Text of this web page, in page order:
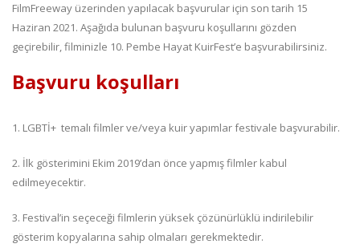
FilmFreeway üzerinden yapılacak başvurular için son tarih 15
Haziran 2021. Aşağıda bulunan başvuru koşullarını gözden
geçirebilir, filminizle 10. Pembe Hayat KuirFest’e başvurabilirsiniz.
Başvuru koşulları
1. LGBTİ+ temalı filmler ve/veya kuir yapımlar festivale başvurabilir.
2. İlk gösterimini Ekim 2019’dan önce yapmış filmler kabul
edilmeyecektir.
3. Festival’in seçeceği filmlerin yüksek çözünürlüklü indirilebilir
gösterim kopyalarına sahip olmaları gerekmektedir.